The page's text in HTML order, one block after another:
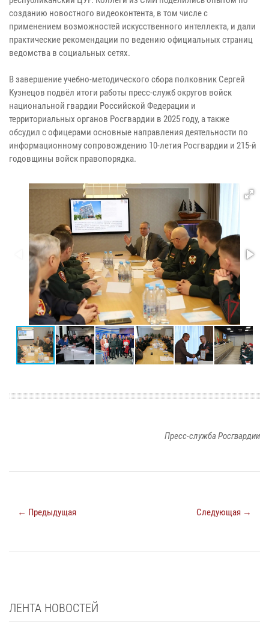
созданию новостного видеоконтента, в том числе с
применением возможностей искусственного интеллекта, и дали
практические рекомендации по ведению официальных страниц
ведомства в социальных сетях.
В завершение учебно-методического сбора полковник Сергей
Кузнецов подвёл итоги работы пресс-служб округов войск
национальной гвардии Российской Федерации и
территориальных органов Росгвардии в 2025 году, а также
обсудил с офицерами основные направления деятельности по
информационному сопровождению 10-летия Росгвардии и 215-й
годовщины войск правопорядка.
Пресс-служба Росгвардии
← Предыдущая Следующая →
ЛЕНТА НОВОСТЕЙ